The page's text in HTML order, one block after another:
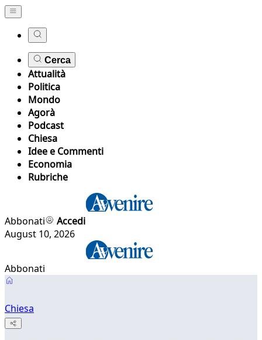
Cerca
Attualità
Politica
Mondo
Agorà
Podcast
Chiesa
Idee e Commenti
Economia
Rubriche
Abbonati
Accedi
August 10, 2026
Abbonati
Chiesa